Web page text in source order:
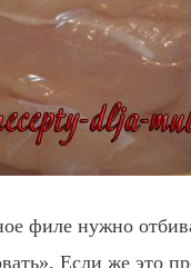
филе нужно
Если же это